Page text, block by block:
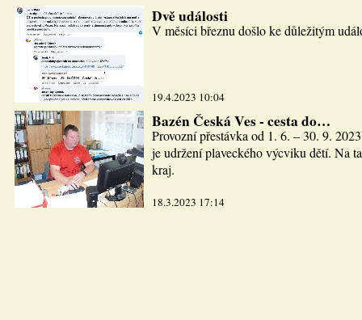
Dvě události
V měsíci březnu došlo ke důležitým
19.4.2023 10:04
Bazén Česká Ves - cesta do…
Provozní přestávka od 1. 6. – 30. 9.
je udržení plaveckého výcviku dětí. Na
kraj.
18.3.2023 17:14